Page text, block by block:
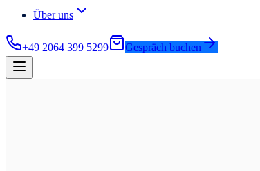
Über uns
+49 2064 399 5299 Gespräch buchen